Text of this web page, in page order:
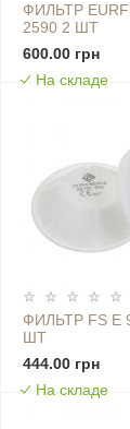
ФИЛЬТР
2590 2 ШТ
600.00 грн
На складе
ФИЛЬТР FS E
ШТ
444.00 грн
На складе